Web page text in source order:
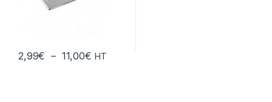
2,99€ – 11,00€Plage de prix : 2,99€ à 11,00€
HT